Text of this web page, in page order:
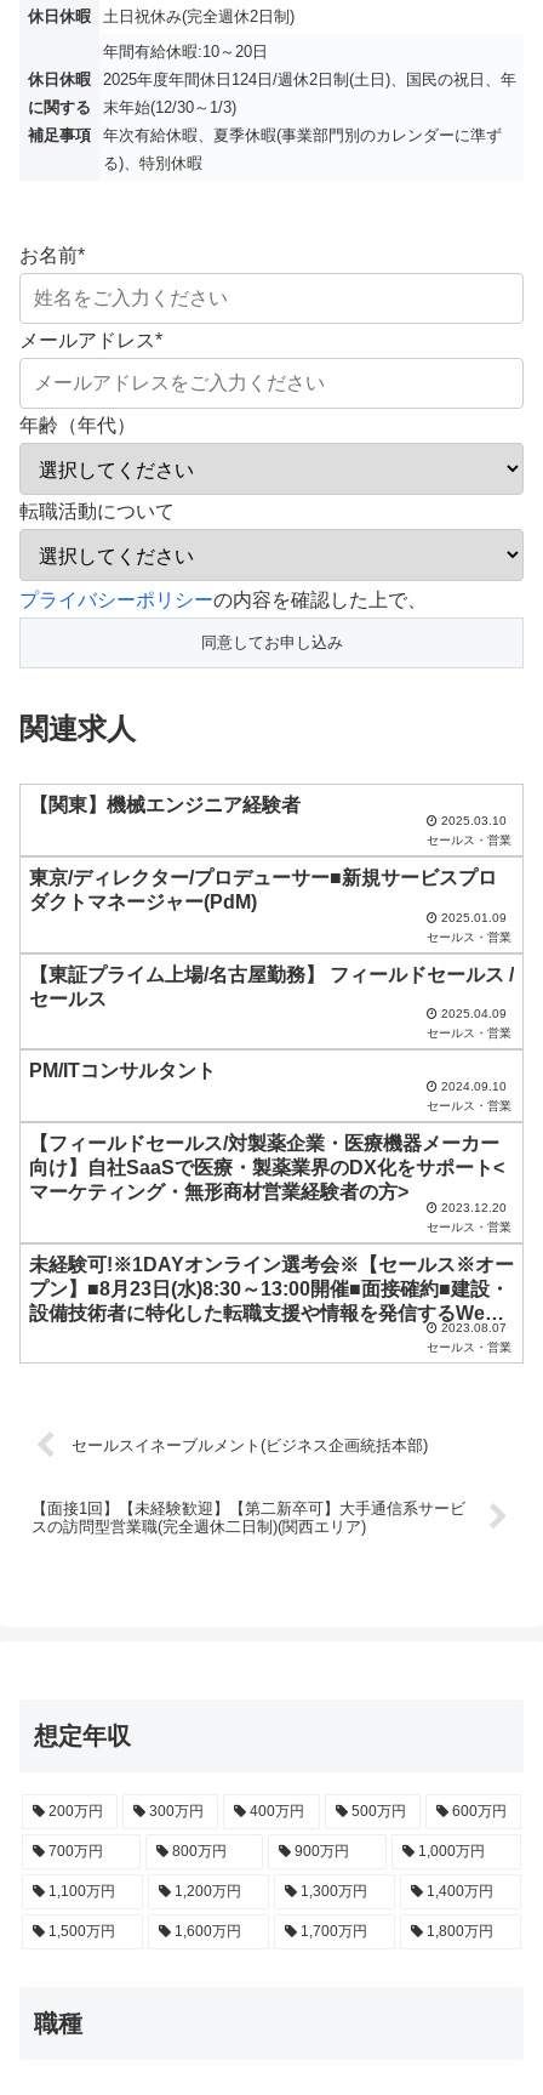
休日休暇 土日祝休み(完全週休2日制)
休日休暇
に関する
補足事項
年間有給休暇:10～20日
2025年度年間休日124日/週休2日制(土日)、国民の祝日、年
末年始(12/30～1/3)
年次有給休暇、夏季休暇(事業部門別のカレンダーに準ず
る)、特別休暇
お名前*
メールアドレス*
年齢（年代）
転職活動について
こ
フ
ー
空
の
に
て
さ
。
プライバシーポリシーの内容を確認した上で、
関連求人
【関東】機械エンジニア経験者
2025.03.10
セールス・営業
東京/ディレクター/プロデューサー■新規サービスプロ
ダクトマネージャー(PdM)
2025.01.09
セールス・営業
【東証プライム上場/名古屋勤務】 フィールドセールス /
セールス
2025.04.09
セールス・営業
PM/ITコンサルタント
2024.09.10
セールス・営業
【フィールドセールス/対製薬企業・医療機器メーカー
向け】自社SaaSで医療・製薬業界のDX化をサポート<
マーケティング・無形商材営業経験者の方>
2023.12.20
セールス・営業
未経験可!※1DAYオンライン選考会※【セールス※オー
プン】■8月23日(水)8:30～13:00開催■面接確約■建設・
設備技術者に特化した転職支援や情報を発信するWeb
2023.08.07
セールス・営業
セールスイネーブルメント(ビジネス企画統括本部)
【面接1回】【未経験歓迎】【第二新卒可】大手通信系サービ
スの訪問型営業職(完全週休二日制)(関西エリア)
想定年収
200万円 300万円 400万円 500万円 600万円
700万円 800万円 900万円 1,000万円
1,100万円 1,200万円 1,300万円 1,400万円
1,500万円 1,600万円 1,700万円 1,800万円
職種